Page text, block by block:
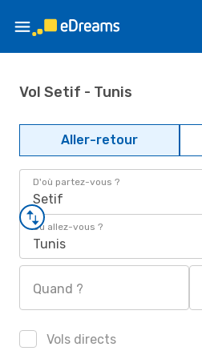
Vol Setif - Tunis
Aller-retour
D'où partez-vous ?
Setif
Où allez-vous ?
Tunis
Quand ?
Vols directs